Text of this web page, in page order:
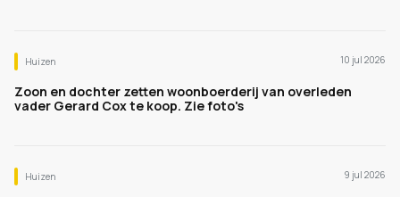
Huizen 10 jul 2026
Zoon en dochter zetten woonboerderij van overleden
vader Gerard Cox te koop. Zie foto's
Huizen 9 jul 2026